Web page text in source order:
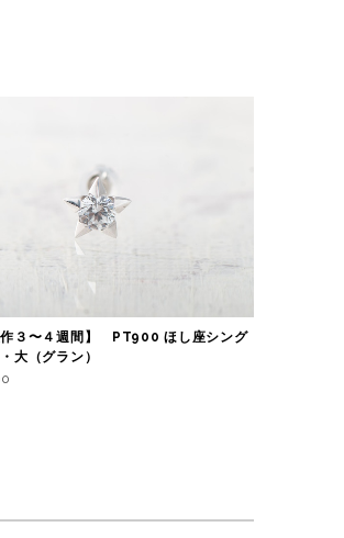
作３〜４週間】 PT900 ほし座シング
大（グラン）